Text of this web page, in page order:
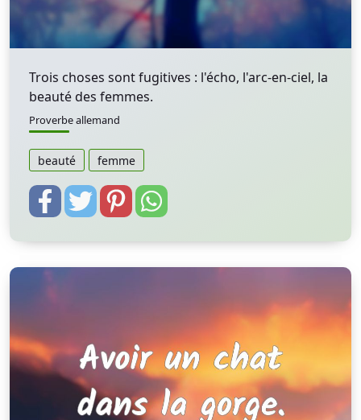
Trois choses sont fugitives : l'écho, l'arc-en-ciel, la
beauté des femmes.
Proverbe allemand
beauté femme